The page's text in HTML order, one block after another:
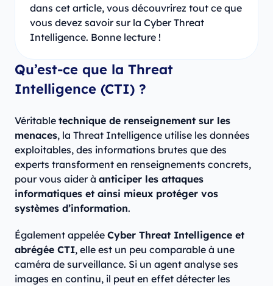
dans cet article, vous découvrirez tout ce que
vous devez savoir sur la Cyber Threat
Intelligence. Bonne lecture !
Qu’est-ce que la Threat
Intelligence (CTI) ?
Véritable technique de renseignement sur les
menaces, la Threat Intelligence utilise les données
exploitables, des informations brutes que des
experts transforment en renseignements concrets,
pour vous aider à anticiper les attaques
informatiques et ainsi mieux protéger vos
systèmes d’information.
Également appelée Cyber Threat Intelligence et
abrégée CTI, elle est un peu comparable à une
caméra de surveillance. Si un agent analyse ses
images en continu, il peut en effet détecter les